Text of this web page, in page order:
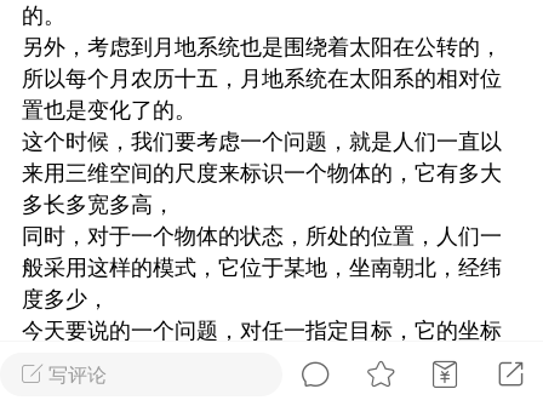
如何购买【理肺清瘟膏】
【养正护络膏】？
容平，顺时收
时精气
谷气行、营卫通：内经视角
下的脾胃调养要义
写评论
的。
另外，考虑到月地系统也是围绕着太阳在公转的，
所以每个月农历十五，月地系统在太阳系的相对位
置也是变化了的。
这个时候，我们要考虑一个问题，就是人们一直以
来用三维空间的尺度来标识一个物体的，它有多大
多长多宽多高，
同时，对于一个物体的状态，所处的位置，人们一
般采用这样的模式，它位于某地，坐南朝北，经纬
度多少，
今天要说的一个问题，对任一指定目标，它的坐标
位置，该如何来衡量，比较合适，
这可以说是千古难题，其实，对于宇宙中任一标事